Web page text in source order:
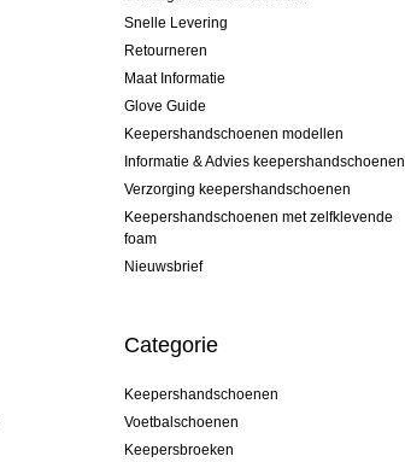
Snelle Levering
Retourneren
Maat Informatie
Glove Guide
Keepershandschoenen modellen
Informatie & Advies keepershandschoenen
Verzorging keepershandschoenen
Keepershandschoenen met zelfklevende
foam
Nieuwsbrief
Categorie
Keepershandschoenen
Voetbalschoenen
Keepersbroeken